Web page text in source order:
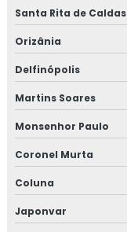
Santa Rita de Caldas
Orizânia
Delfinópolis
Martins Soares
Monsenhor Paulo
Coronel Murta
Coluna
Japonvar